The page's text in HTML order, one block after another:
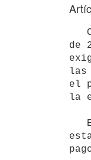
de
las
el
la